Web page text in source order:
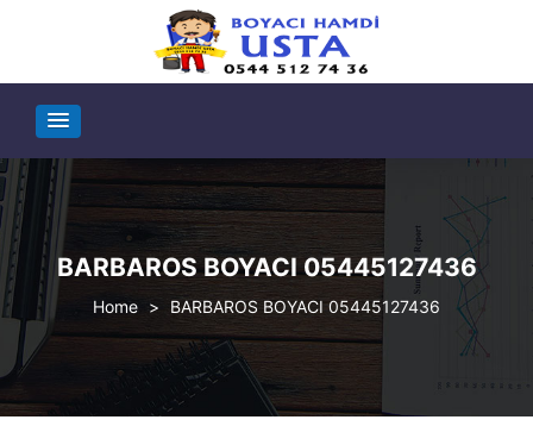
BARBAROS BOYACI 05445127436
> BARBAROS BOYACI 05445127436